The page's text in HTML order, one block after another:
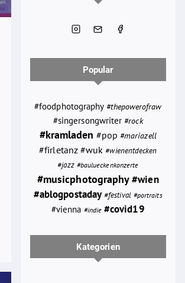
Popular
#foodphotography #thepowerofraw
#singersongwriter #rock
#kramladen #pop #mariazell
#firletanz #wuk #wienentdecken
#jazz #baulueckenkonzerte
#musicphotography#wien
#ablogpostaday #festival #portraits
#vienna #indie #covid19
Kategorien